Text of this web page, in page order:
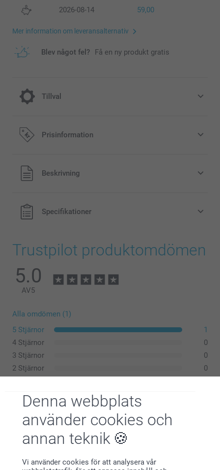
Denna webbplats
använder cookies och
annan teknik
Vi använder cookies för att analysera vår
2026-08-14 59,00
Mer information om leveransalternativ
Blev något fel? Få en ny produkt gratis
Tillval
Fyll din Tvålpump med flytande handtvål.
Klar vätska
Prisinformation
Alla priser är i svenska kronor (SEK), inklusive moms och
exklusive porto.
Beskrivning
Specifikationer
Trustpilot produktomdömen
5.0
AV5
Alla omdömen (1)
5 Stjärnor
1
4 Stjärnor
0
3 Stjärnor
0
2 Stjärnor
0
Monika Hansson,
..........
Visa reaktioner